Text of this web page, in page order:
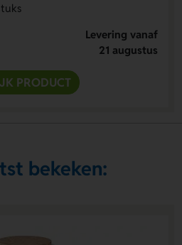
Levering vanaf
21 augustus
PRODUCT
bekeken: